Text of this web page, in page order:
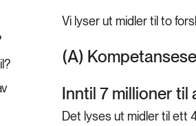
Vi lyser ut midler til to
(A)
Inntil 7 millioner
Det lyses ut midler til ett